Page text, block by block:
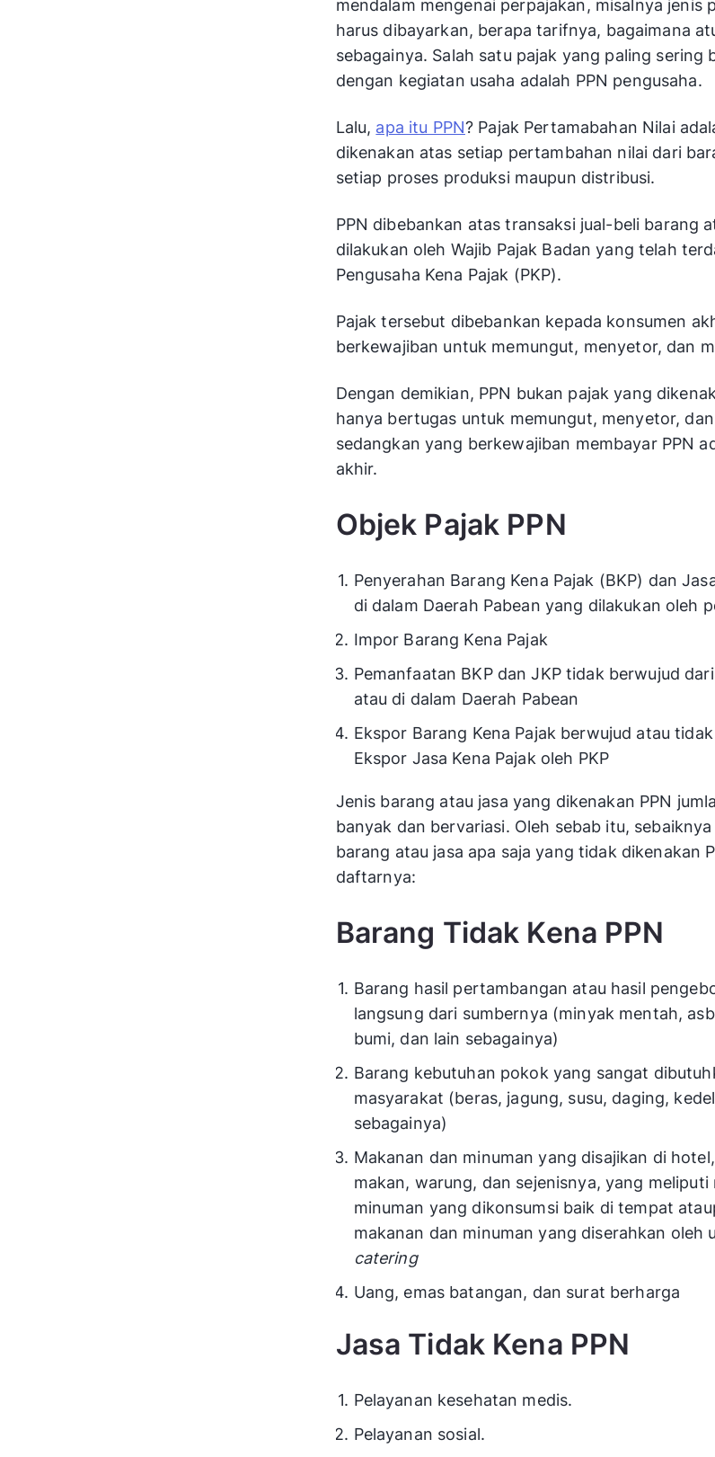
mendalam mengenai perpajakan, misalnya jenis
harus dibayarkan, berapa tarifnya, bagaimana
sebagainya. Salah satu pajak yang paling sering
dengan kegiatan usaha adalah PPN pengusaha.
Lalu, apa itu PPN? Pajak Pertamabahan Nilai
dikenakan atas setiap pertambahan nilai dari
setiap proses produksi maupun distribusi.
PPN dibebankan atas transaksi jual-beli barang
dilakukan oleh Wajib Pajak Badan yang telah
Pengusaha Kena Pajak (PKP).
Pajak tersebut dibebankan kepada konsumen
berkewajiban untuk memungut, menyetor, dan
Dengan demikian, PPN bukan pajak yang
hanya bertugas untuk memungut, menyetor,
sedangkan yang berkewajiban membayar PPN
akhir.
Objek Pajak PPN
Penyerahan Barang Kena Pajak (BKP) dan
di dalam Daerah Pabean yang dilakukan oleh
Impor Barang Kena Pajak
Pemanfaatan BKP dan JKP tidak berwujud
atau di dalam Daerah Pabean
Ekspor Barang Kena Pajak berwujud atau
Ekspor Jasa Kena Pajak oleh PKP
Jenis barang atau jasa yang dikenakan PPN
banyak dan bervariasi. Oleh sebab itu,
barang atau jasa apa saja yang tidak dikenakan
daftarnya:
Barang Tidak Kena PPN
Barang hasil pertambangan atau hasil
langsung dari sumbernya (minyak mentah,
bumi, dan lain sebagainya)
Barang kebutuhan pokok yang sangat
masyarakat (beras, jagung, susu, daging,
sebagainya)
Makanan dan minuman yang disajikan di
makan, warung, dan sejenisnya, yang meliputi
minuman yang dikonsumsi baik di tempat
makanan dan minuman yang diserahkan oleh
catering
Uang, emas batangan, dan surat berharga
Jasa Tidak Kena PPN
Pelayanan kesehatan medis.
Pelayanan sosial.